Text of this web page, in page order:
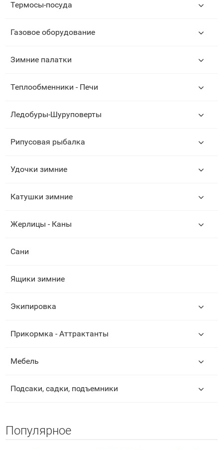
Термосы-посуда
Газовое оборудование
Зимние палатки
Теплообменники - Печи
Ледобуры-Шуруповерты
Рипусовая рыбалка
Удочки зимние
Катушки зимние
Жерлицы - Каны
Сани
Ящики зимние
Экипировка
Прикормка - Аттрактанты
Мебель
Подсаки, садки, подъемники
Популярное